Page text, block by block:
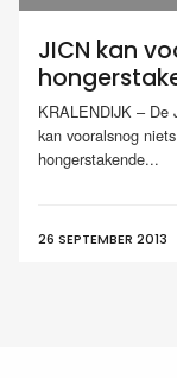
JICN kan
KRALENDIJK – De
kan vooralsnog
hongerstakende...
26 SEPTEMBER 2013